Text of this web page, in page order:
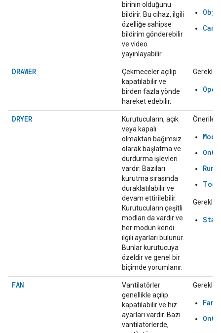
birinin olduğunu
bildirir. Bu cihaz, ilgili
özelliğe sahipse
bildirim gönderebilir
ve video
yayınlayabilir.
DRAWER
Çekmeceler açılıp
kapatılabilir ve
birden fazla yönde
hareket edebilir.
Gerekli:
DRYER
Kurutucuların, açık
veya kapalı
olmaktan bağımsız
olarak başlatma ve
durdurma işlevleri
vardır. Bazıları
kurutma sırasında
duraklatılabilir ve
devam ettirilebilir.
Kurutucuların çeşitli
modları da vardır ve
her modun kendi
ilgili ayarları bulunur.
Bunlar kurutucuya
özeldir ve genel bir
biçimde yorumlanır.
Önerilen:
Gerekli:
FAN
Vantilatörler
genellikle açılıp
kapatılabilir ve hız
ayarları vardır. Bazı
vantilatörlerde,
Gerekli: